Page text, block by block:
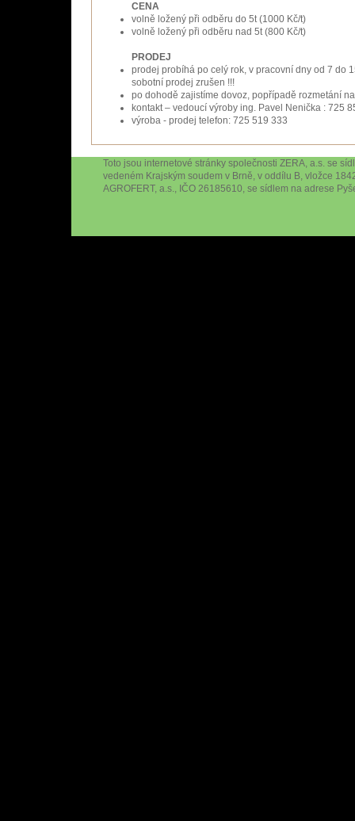
CENA
volně ložený při odběru do 5t (1000 Kč/t)
volně ložený při odběru nad 5t (800 Kč/t)
PRODEJ
prodej probíhá po celý rok, v pracovní dny od 7 do
sobotní prodej zrušen !!!
po dohodě zajistíme dovoz, popřípadě rozmetání
kontakt – vedoucí výroby ing. Pavel Nenička : 725
výroba - prodej telefon: 725 519 333
Toto jsou internetové stránky společnosti ZERA, a.s. se
vedeném Krajským soudem v Brně, v oddílu B, vložce
AGROFERT, a.s., IČO 26185610, se sídlem na adrese